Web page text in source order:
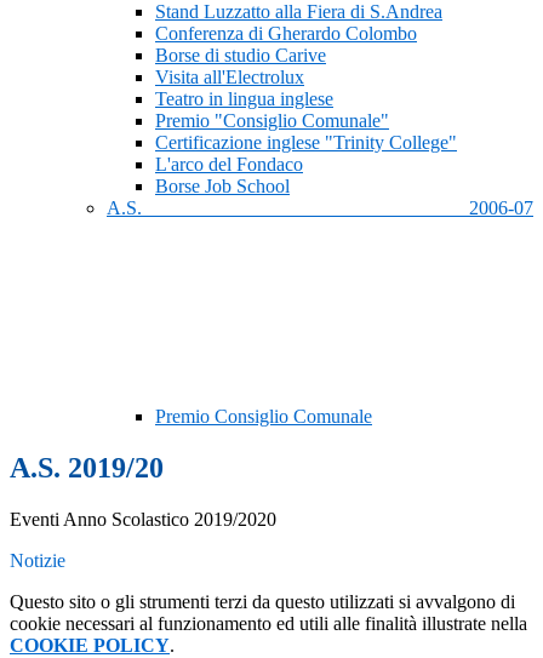
Stand Luzzatto alla Fiera di S.Andrea
Conferenza di Gherardo Colombo
Borse di studio Carive
Visita all'Electrolux
Teatro in lingua inglese
Premio "Consiglio Comunale"
Certificazione inglese "Trinity College"
L'arco del Fondaco
Borse Job School
A.S. 2006-07
Premio Consiglio Comunale
A.S. 2019/20
Eventi Anno Scolastico 2019/2020
Notizie
Questo sito o gli strumenti terzi da questo utilizzati si avvalgono di
cookie necessari al funzionamento ed utili alle finalità illustrate nella
COOKIE POLICY.